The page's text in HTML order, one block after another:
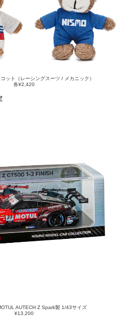
ット（レーシングスーツ / メカニック）
各¥2,420
AUTECH Z Spark製 1/43サイズ
¥13,200